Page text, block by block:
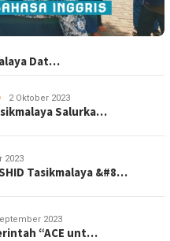
Dat…
2 Oktober 2023
Salurka…
2023
Tasikmalaya &#8…
2023
“ACE unt…